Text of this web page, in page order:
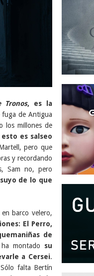
, es la
fuga de Antigua
los millones de
esto es salseo
pero que
y recordando
Sam no, pero
de lo que
barco velero,
El Perro,
de
montado su
a Cersei.
falta Bertín